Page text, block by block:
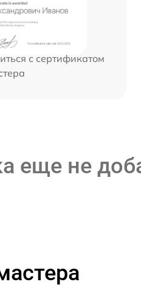
с сертификатом
еще не